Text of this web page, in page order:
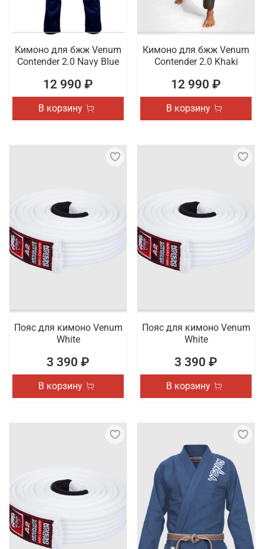
Кимоно для бжж Venum
Contender 2.0 Navy Blue
12 990 ₽
В корзину
Кимоно для бжж Venum
Contender 2.0 Khaki
12 990 ₽
В корзину
Пояс для кимоно Venum
White
3 390 ₽
В корзину
Пояс для кимоно Venum
White
3 390 ₽
В корзину